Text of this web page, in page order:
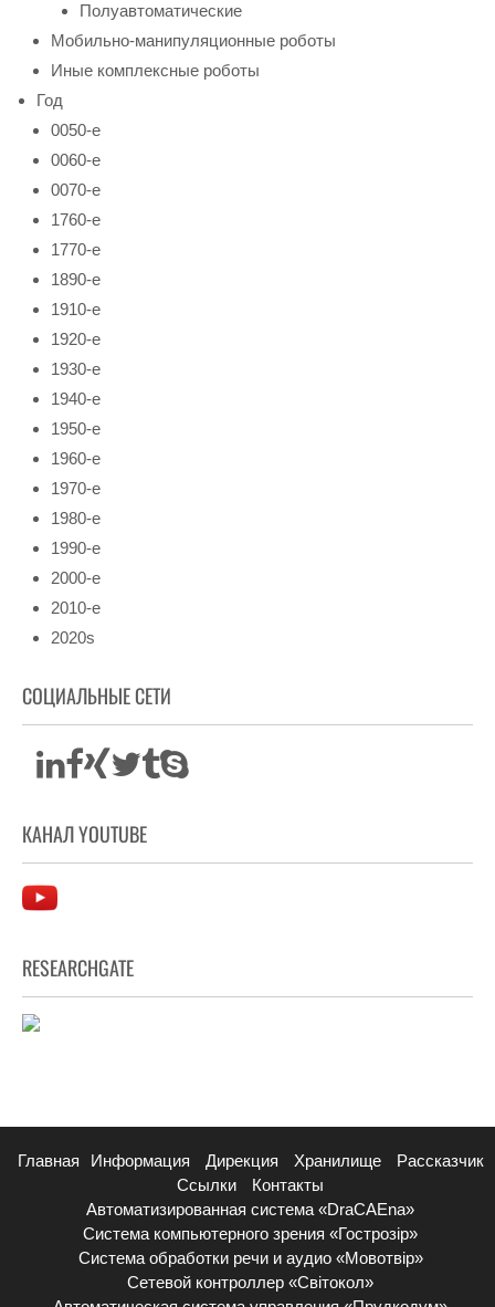
Полуавтоматические
Мобильно-манипуляционные роботы
Иные комплексные роботы
Год
0050-е
0060-е
0070-е
1760-е
1770-е
1890-е
1910-е
1920-е
1930-е
1940-е
1950-е
1960-е
1970-е
1980-е
1990-е
2000-е
2010-е
2020s
СОЦИАЛЬНЫЕ СЕТИ
КАНАЛ YOUTUBE
RESEARCHGATE
Главная Информация Дирекция Хранилище
Рассказчик
Ссылки
Контакты
Автоматизированная система «DraCAEna»
Система компьютерного зрения «Гострозір»
Система обработки речи и аудио «Мовотвір»
Сетевой контроллер «Світокол»